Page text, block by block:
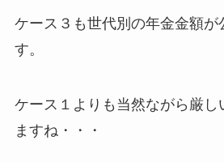
ケース３も世代別の年金金額が
す。
ケース１よりも当然ながら厳し
ますね・・・